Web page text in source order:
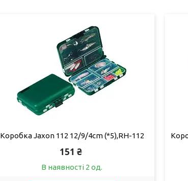
Коробка Jaxon 112 12/9/4cm (*5),RH-112
151 ₴
В наявності 2 од.